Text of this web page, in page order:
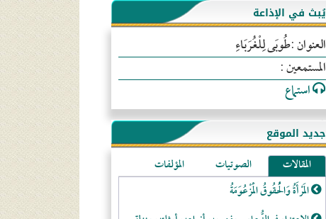
يُبث في الإذاعة
العنوان :طُوبَى لِلْغُرَبَاءِ
المستمعين :
استماع
جديد الموقع
المقالات الصوتيات
المؤلفات
المَرْأَةُ وَالْحُقُوقُ الْمَزْعُوَمَةُ